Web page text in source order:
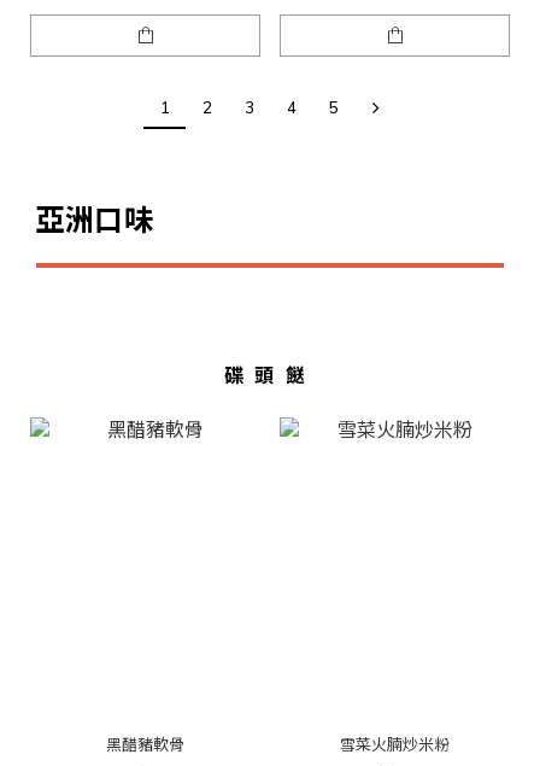
1 2 3 4 5
亞洲口味
碟頭餸
黑醋豬軟骨 雪菜火腩炒米粉